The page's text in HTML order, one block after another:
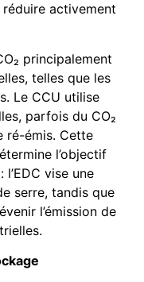
activement
principalement
telles que les
Le CCU utilise
parfois du CO₂
ré-émis. Cette
l’objectif
vise une
serre, tandis que
l’émission de